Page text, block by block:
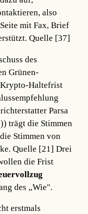
also
mit Fax, Brief
Quelle [37]
des
Grünen-
Haltefrist
Parsa
trägt die Stimmen
Stimmen von
Quelle [21] Drei
die Frist
des „Wie".
erstmals